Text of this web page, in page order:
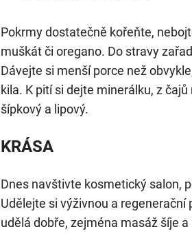
Pokrmy dostatečně kořeňte,
muškát či oregano. Do stravy
Dávejte si menší porce než
kila. K pití si dejte minerálku, z
šípkový a lipový.
KRÁSA
Dnes navštivte kosmetický salon,
Udělejte si výživnou a
udělá dobře, zejména masáž šíje